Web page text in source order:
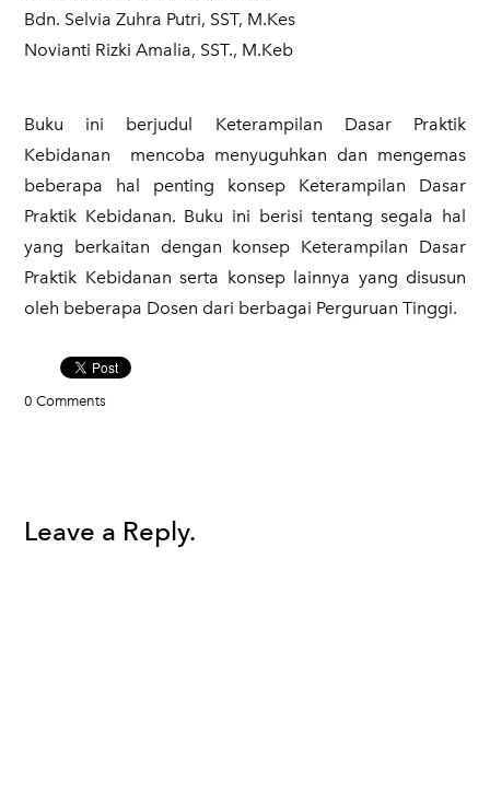
Bdn. Selvia Zuhra Putri, SST, M.Kes
Novianti Rizki Amalia, SST., M.Keb
​Buku ini berjudul Keterampilan Dasar Praktik
Kebidanan mencoba menyuguhkan dan mengemas
beberapa hal penting konsep Keterampilan Dasar
Praktik Kebidanan. Buku ini berisi tentang segala hal
yang berkaitan dengan konsep Keterampilan Dasar
Praktik Kebidanan serta konsep lainnya yang disusun
oleh beberapa Dosen dari berbagai Perguruan Tinggi.
0 Comments
Leave a Reply.